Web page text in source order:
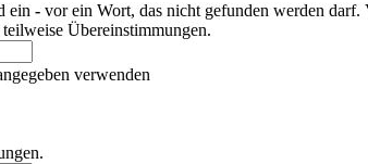
ein - vor ein Wort, das nicht gefunden werden darf.
Übereinstimmungen.
verwenden